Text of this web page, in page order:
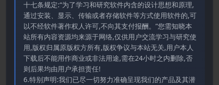
十七条规定:“为了学习和研究软件内含的设计思想和原理,
通过安装、显示、传输或者存储软件等方式使用软件的,可
以不经软件著作权人许可,不向其支付报酬。”您需知晓本
站所有内容资源均来源于网络,仅供用户交流学习与研究使
用,版权归属原版权方所有,版权争议与本站无关,用户本人
下载后不能用作商业或非法用途,需在24小时之内删除,否
则后果均由用户承担责任!
6.特别声明:我们已尽一切努力准确呈现我们的产品及其潜